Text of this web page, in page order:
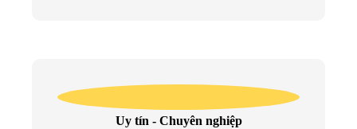
Uy tín - Chuyên nghiệp